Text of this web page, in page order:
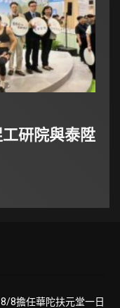
研院與泰陞
8擔任華陀扶元堂一日